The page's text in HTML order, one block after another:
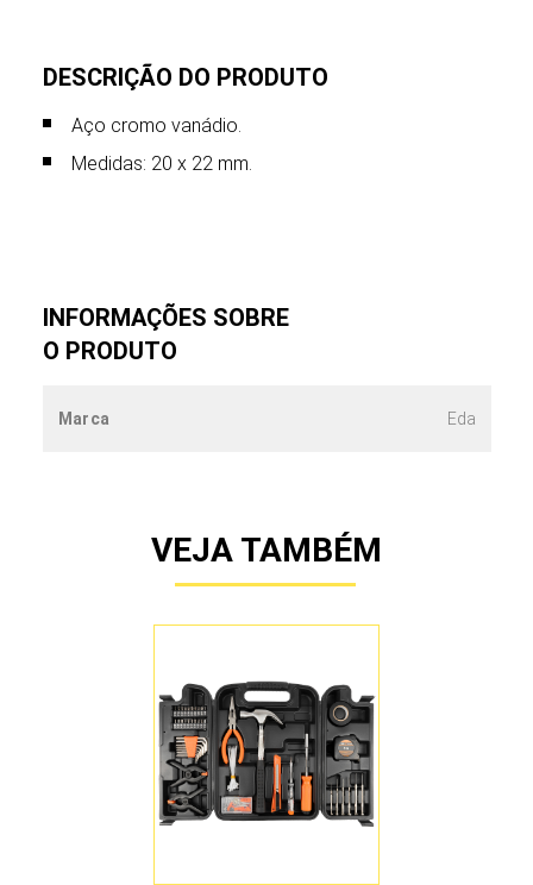
DESCRIÇÃO DO PRODUTO
Aço cromo vanádio.
Medidas: 20 x 22 mm.
INFORMAÇÕES SOBRE
O PRODUTO
Marca Eda
VEJA TAMBÉM